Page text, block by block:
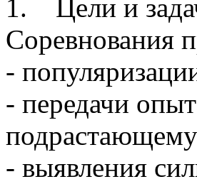
1. Цели и
Соревнования
-
- передачи
- выявления